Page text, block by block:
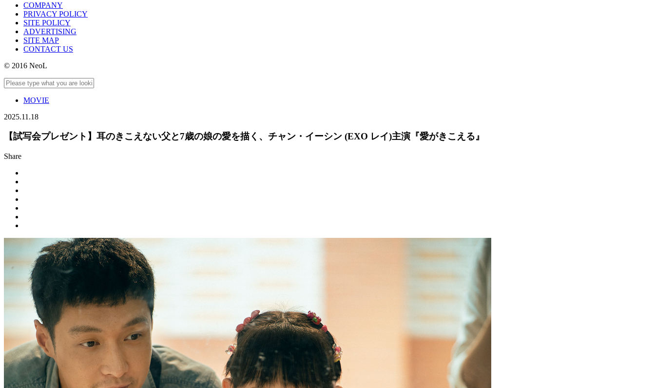
COMPANY
PRIVACY POLICY
SITE POLICY
ADVERTISING
SITE MAP
CONTACT US
© 2016 NeoL
MOVIE
2025.11.18
【試写会プレゼント】耳のきこえない父と7歳の娘の愛を描く、チャン・イーシン (EXO レイ)主演『愛がきこえる』
Share